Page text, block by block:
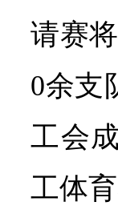
请赛
0余支
工会
工体育